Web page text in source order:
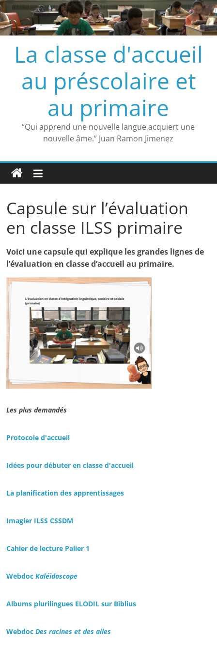
Passer
au
contenu
La classe d'accueil
au préscolaire et
au primaire
“Qui apprend une nouvelle langue acquiert une
nouvelle âme.” Juan Ramon Jimenez
Capsule sur l’évaluation
en classe ILSS primaire
Voici une capsule qui explique les grandes lignes de
l’évaluation en classe d’accueil au primaire.
Les plus demandés
Protocole d'accueil
Idées pour débuter en classe d'accueil
La planification des apprentissages
Imagier ILSS CSSDM
Cahier de lecture Palier 1
WebdocKaléidoscope
Albums plurilingues ELODIL sur Biblius
WebdocDes racines et des ailes